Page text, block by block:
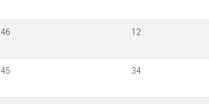
46 12
45 34